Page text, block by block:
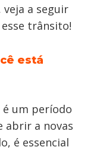
a seguir
trânsito!
está
é um período
abrir a novas
é essencial